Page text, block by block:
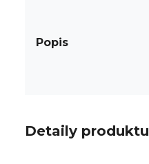
Popis
Detaily produktu